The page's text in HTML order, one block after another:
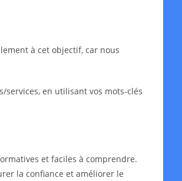
à cet objectif, car nous
en utilisant vos mots-clés
et faciles à comprendre.
la confiance et améliorer le